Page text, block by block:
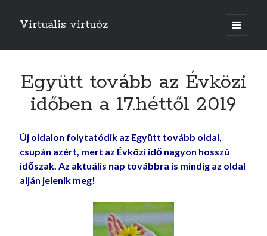
Virtuális virtuóz
o
p
n
i
a
r
Együtt tovább az Évközi
időben a 17.héttől 2019
Új oldalon folytatódik az Együtt tovább oldal,
csupán azért, mert az Évközi idő nagyon hosszú
időszak. Az aktuális nap továbbra is mindig az oldal
alján jelenik meg!